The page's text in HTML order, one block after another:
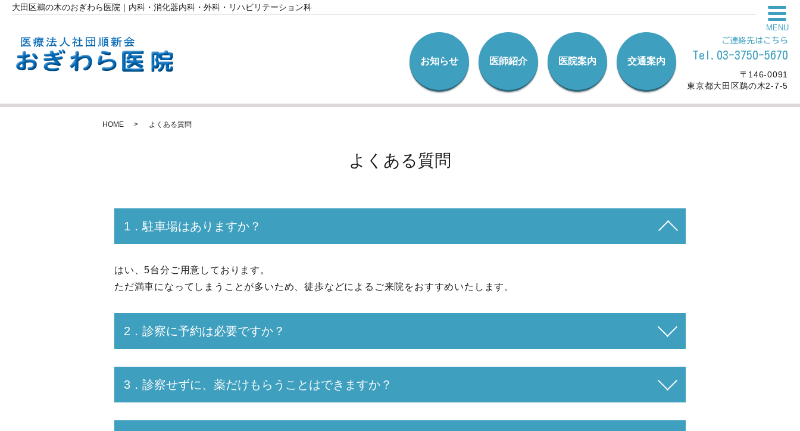
大田区鵜の木のおぎわら医院｜内科・消化器内科・外科・リハビリテーション科
お知らせ 医師紹介 医院案内 交通案内
MENU
ご連絡先はこちら
Tel.03-3750-5670
〒146-0091
東京都大田区鵜の木2-7-5
HOME よくある質問
よくある質問
1．駐車場はありますか？
はい、5台分ご用意しております。
ただ満車になってしまうことが多いため、徒歩などによるご来院をおすすめいたします。
2．診察に予約は必要ですか？
3．診察せずに、薬だけもらうことはできますか？